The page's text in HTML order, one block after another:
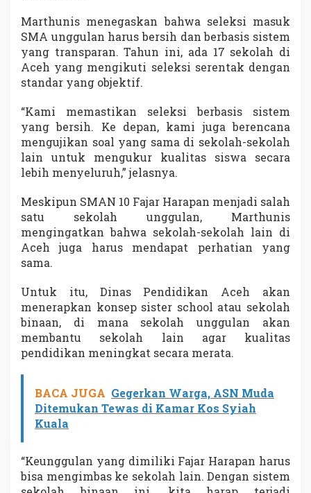
Marthunis menegaskan bahwa seleksi masuk
SMA unggulan harus bersih dan berbasis sistem
yang transparan. Tahun ini, ada 17 sekolah di
Aceh yang mengikuti seleksi serentak dengan
standar yang objektif.
“Kami memastikan seleksi berbasis sistem
yang bersih. Ke depan, kami juga berencana
mengujikan soal yang sama di sekolah-sekolah
lain untuk mengukur kualitas siswa secara
lebih menyeluruh,” jelasnya.
Meskipun SMAN 10 Fajar Harapan menjadi salah
satu sekolah unggulan, Marthunis
mengingatkan bahwa sekolah-sekolah lain di
Aceh juga harus mendapat perhatian yang
sama.
Untuk itu, Dinas Pendidikan Aceh akan
menerapkan konsep sister school atau sekolah
binaan, di mana sekolah unggulan akan
membantu sekolah lain agar kualitas
pendidikan meningkat secara merata.
BACA JUGA Gegerkan Warga, ASN Muda
Ditemukan Tewas di Kamar Kos Syiah
Kuala
“Keunggulan yang dimiliki Fajar Harapan harus
bisa mengimbas ke sekolah lain. Dengan sistem